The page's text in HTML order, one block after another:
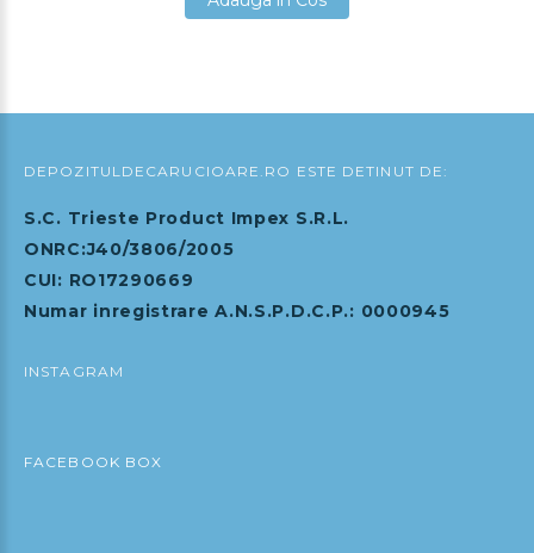
DEPOZITULDECARUCIOARE.RO ESTE DETINUT DE:
S.C. Trieste Product Impex S.R.L.
ONRC:J40/3806/2005
CUI: RO17290669
Numar inregistrare A.N.S.P.D.C.P.: 0000945
INSTAGRAM
FACEBOOK BOX